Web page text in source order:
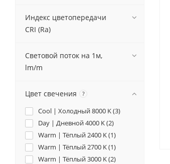
Индекс цветопередачи
CRI (Ra)
Световой поток на 1м,
lm/m
Цвет свечения ?
Cool | Холодный 8000 K (3)
Day | Дневной 4000 K (2)
Warm | Тёплый 2400 K (1)
Warm | Тёплый 2700 K (1)
Warm | Тёплый 3000 K (2)